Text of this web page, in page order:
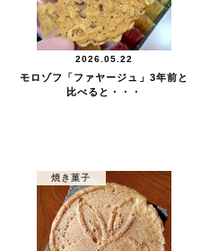
2026.05.22
モロゾフ「ファヤージュ」3年前と
比べると・・・
焼き菓子